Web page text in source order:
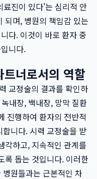
진이 있다'는 심리적 안
되며, 병원의 책임감 있는
다. 이것이 바로 환자 중
니다.
너로서의 역할
교정술의 결과를 확인하
내장, 백내장, 망막 질환
진행하여 환자의 전반적
니다. 시력 교정술을 받
각하고, 지속적인 관계를
록 돕는 것입니다. 이러한
원들과는 근본적인 차